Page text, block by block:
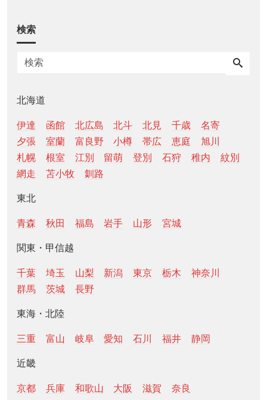
検索
北海道
伊達 函館 北広島 北斗 北見 千歳
名寄
夕張
室蘭 富良野 小樽 帯広 恵庭
旭川
札幌
根室 江別 留萌 登別 石狩 稚内
紋別
網走
苫小牧 釧路
東北
青森 秋田 福島 岩手 山形 宮城
関東・甲信越
千葉 埼玉 山梨 新潟 東京 栃木
神奈川
群馬
茨城 長野
東海・北陸
三重 富山 岐阜 愛知 石川 福井 静岡
近畿
京都 兵庫 和歌山 大阪 滋賀 奈良